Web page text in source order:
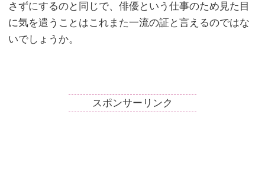
さずにするのと同じで、俳優という仕事のため見た目
に気を遣うことはこれまた一流の証と言えるのではな
いでしょうか。
スポンサーリンク